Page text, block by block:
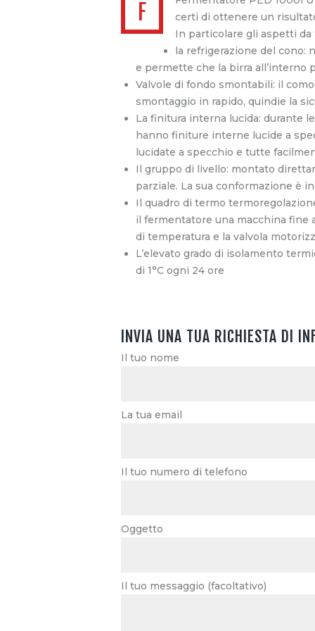
F
certi di ottenere un
In particolare gli aspetti
la refrigerazione del cono:
e permette che la birra all’interno
Valvole di fondo smontabili: il
smontaggio in rapido, quindie la
La finitura interna lucida: durante
hanno finiture interne lucide a
lucidate a specchio e tutte
Il gruppo di livello: montato
parziale. La sua conformazione è
Il quadro di termo
il fermentatore una macchina fine
di temperatura e la valvola
L’elevato grado di isolamento
di 1°C ogni 24 ore
INVIA UNA TUA RICHIESTA DI
Il tuo nome
La tua email
Il tuo numero di telefono
Oggetto
Il tuo messaggio (facoltativo)